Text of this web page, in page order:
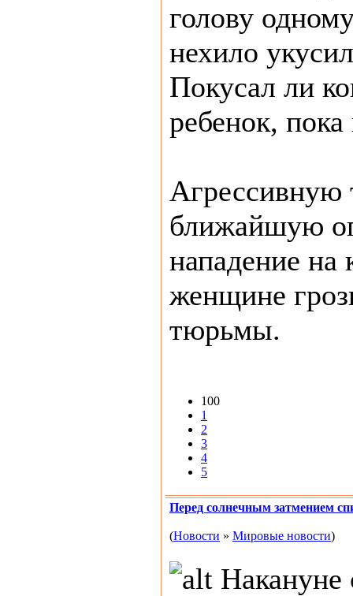
голову
нехило
Покусал ли
ребенок, пока
Агрессивную
ближайшую
нападение на
женщине
тюрьмы.
100
1
2
3
4
5
Перед солнечным затмением
(Новости » Мировые новости)
Накануне